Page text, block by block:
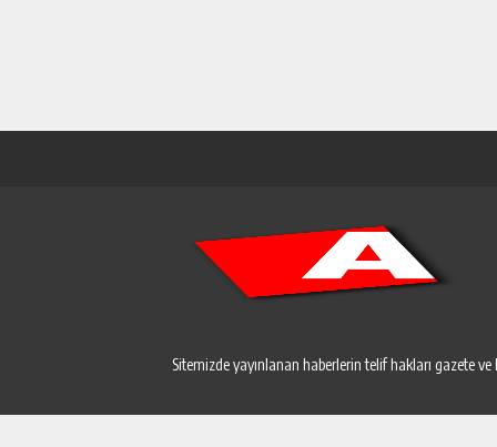
Sitemizde yayınlanan haberlerin telif hakları gazete